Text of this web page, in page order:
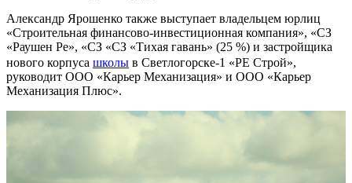
Александр Ярошенко также выступает владельцем юрлиц
«Строительная финансово-инвестиционная компания», «СЗ
«Раушен Ре», «СЗ «СЗ «Тихая гавань» (25 %) и застройщика
нового корпуса школы в Светлогорске-1 «РЕ Строй»,
руководит ООО «Карьер Механизация» и ООО «Карьер
Механизация Плюс».